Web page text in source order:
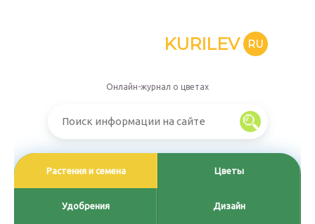
KURILEV RU
Онлайн-журнал о цветах
Растения и семена Цветы
Удобрения Дизайн